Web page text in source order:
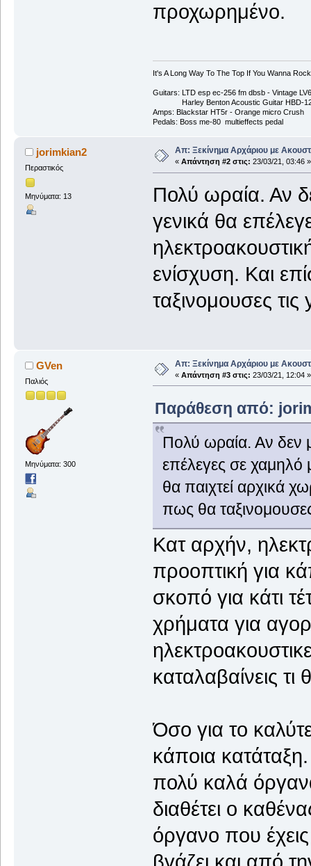
προχωρημένο.
It's A Long Way To The Top If You Wanna
Guitars: LTD esp ec-256 fm dbsb - Vintage
Harley Benton Acoustic Guitar HBD-
Amps: Blackstar HT5r - Orange micro Crush
Pedals: Boss me-80 multieffects pedal
jorimkian2
Περαστικός
Μηνύματα: 13
Απ: Ξεκίνημα Αρχάριου με
« Απάντηση #2 στις: 23/03/21, 03:46 »
Πολύ ωραία. Αν
γενικά θα
ενίσχυση. Και
ταξινομουσες
GVen
Παλιός
Μηνύματα: 300
Απ: Ξεκίνημα Αρχάριου με
« Απάντηση #3 στις: 23/03/21, 12:04 »
Παράθεση από:
Πολύ ωραία. Αν δεν
επέλεγες σε χαμηλό
θα παιχτεί αρχικά
πως θα
Κατ αρχήν,
προοπτική για
σκοπό για κάτι
χρήματα για
καταλαβαίνεις
Όσο για το
κάποια κατάταξη.
πολύ καλά
διαθέτει ο
όργανο που
βγάζει και από